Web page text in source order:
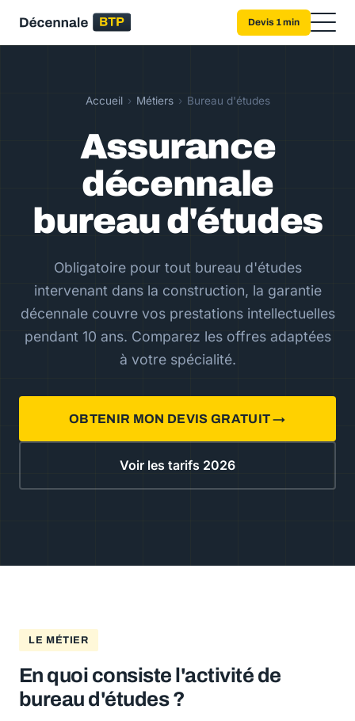
Devis 1 min
Accueil › Métiers › Bureau d'études
Assurance
décennale
bureau d'études
Obligatoire pour tout bureau d'études
intervenant dans la construction, la garantie
décennale couvre vos prestations intellectuelles
pendant 10 ans. Comparez les offres adaptées
à votre spécialité.
OBTENIR MON DEVIS GRATUIT →
Voir les tarifs 2026
LE MÉTIER
En quoi consiste l'activité de
bureau d'études ?